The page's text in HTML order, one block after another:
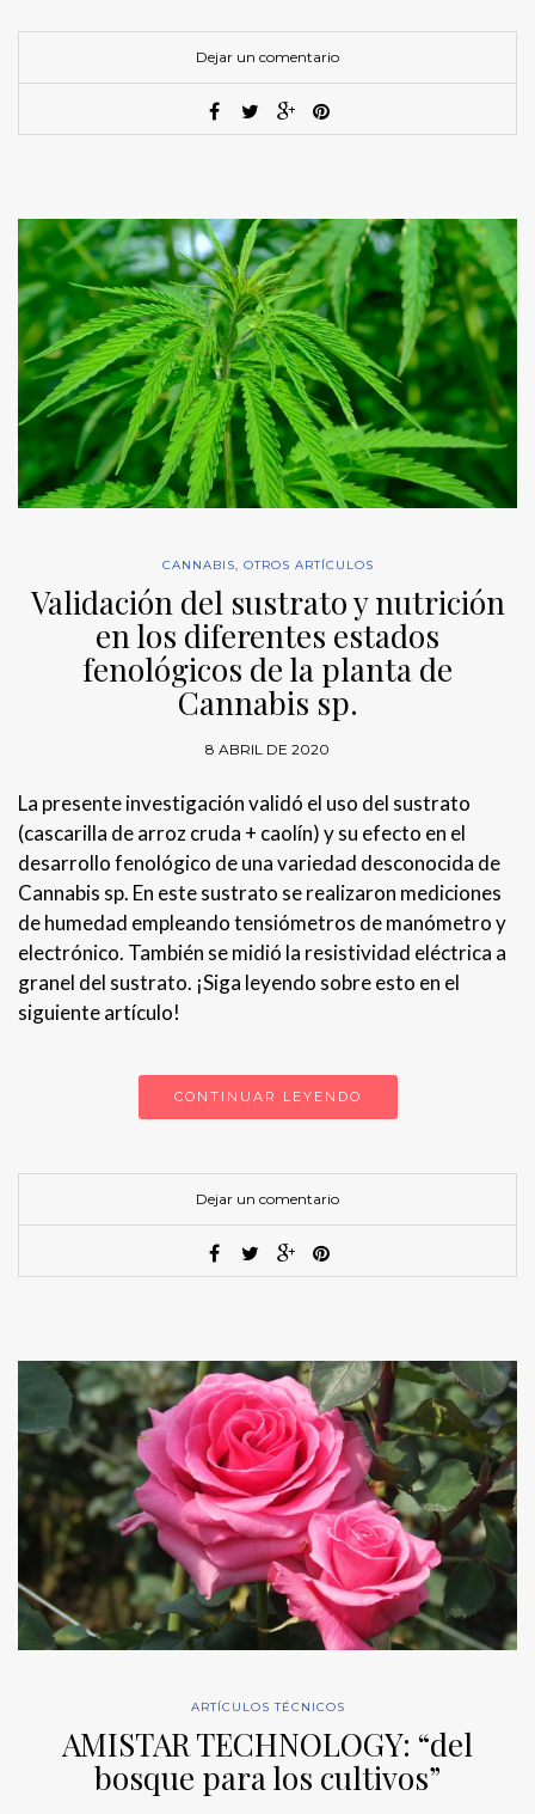
Dejar un comentario
CANNABIS, OTROS ARTÍCULOS
Validación del sustrato y nutrición
en los diferentes estados
fenológicos de la planta de
Cannabis sp.
8 ABRIL DE 2020
La presente investigación validó el uso del sustrato
(cascarilla de arroz cruda + caolín) y su efecto en el
desarrollo fenológico de una variedad desconocida de
Cannabis sp. En este sustrato se realizaron mediciones
de humedad empleando tensiómetros de manómetro y
electrónico. También se midió la resistividad eléctrica a
granel del sustrato. ¡Siga leyendo sobre esto en el
siguiente artículo!
CONTINUAR LEYENDO
Dejar un comentario
ARTÍCULOS TÉCNICOS
AMISTAR TECHNOLOGY: “del
bosque para los cultivos”